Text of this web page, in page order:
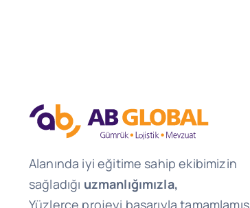
Alanında iyi eğitime sahip ekibimizin
sağladığı uzmanlığımızla,
Yüzlerce projeyi başarıyla tamamlamış